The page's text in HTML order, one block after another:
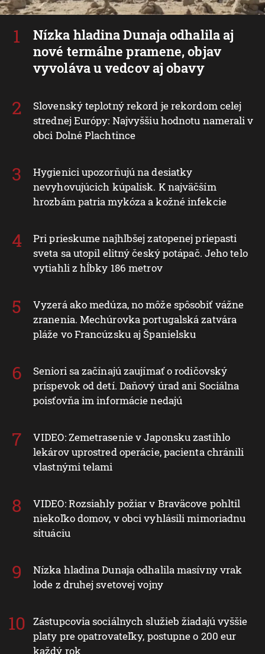
Nízka hladina Dunaja odhalila aj
nové termálne pramene, objav
vyvoláva u vedcov aj obavy
Slovenský teplotný rekord je rekordom celej
strednej Európy: Najvyššiu hodnotu namerali v
obci Dolné Plachtince
Hygienici upozorňujú na desiatky
nevyhovujúcich kúpalísk. K najväčším
hrozbám patria mykóza a kožné infekcie
Pri prieskume najhlbšej zatopenej priepasti
sveta sa utopil elitný český potápač. Jeho telo
vytiahli z hĺbky 186 metrov
Vyzerá ako medúza, no môže spôsobiť vážne
zranenia. Mechúrovka portugalská zatvára
pláže vo Francúzsku aj Španielsku
Seniori sa začínajú zaujímať o rodičovský
príspevok od detí. Daňový úrad ani Sociálna
poisťovňa im informácie nedajú
VIDEO: Zemetrasenie v Japonsku zastihlo
lekárov uprostred operácie, pacienta chránili
vlastnými telami
VIDEO: Rozsiahly požiar v Braväcove pohltil
niekoľko domov, v obci vyhlásili mimoriadnu
situáciu
Nízka hladina Dunaja odhalila masívny vrak
lode z druhej svetovej vojny
Zástupcovia sociálnych služieb žiadajú vyššie
platy pre opatrovateľky, postupne o 200 eur
každý rok